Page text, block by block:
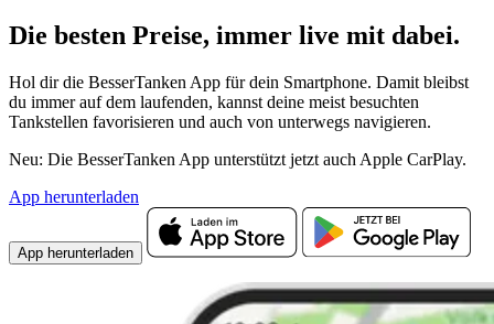
Die besten Preise, immer live mit dabei.
Hol dir die BesserTanken App für dein Smartphone. Damit bleibst
du immer auf dem laufenden, kannst deine meist besuchten
Tankstellen favorisieren und auch von unterwegs navigieren.
Neu: Die BesserTanken App unterstützt jetzt auch Apple CarPlay.
App herunterladen
App herunterladen